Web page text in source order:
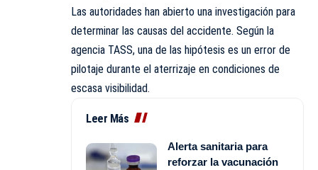
Las autoridades han abierto una investigación para
determinar las causas del accidente. Según la
agencia TASS, una de las hipótesis es un error de
pilotaje durante el aterrizaje en condiciones de
escasa visibilidad.
Leer Más
Alerta sanitaria para
reforzar la vacunación